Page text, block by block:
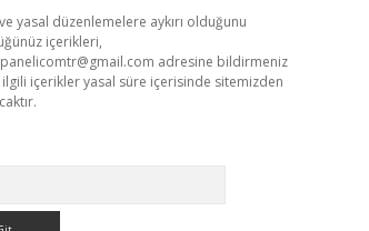
yasal düzenlemelere aykırı olduğunu
içerikleri,
adresine bildirmeniz
içerikler yasal süre içerisinde sitemizden